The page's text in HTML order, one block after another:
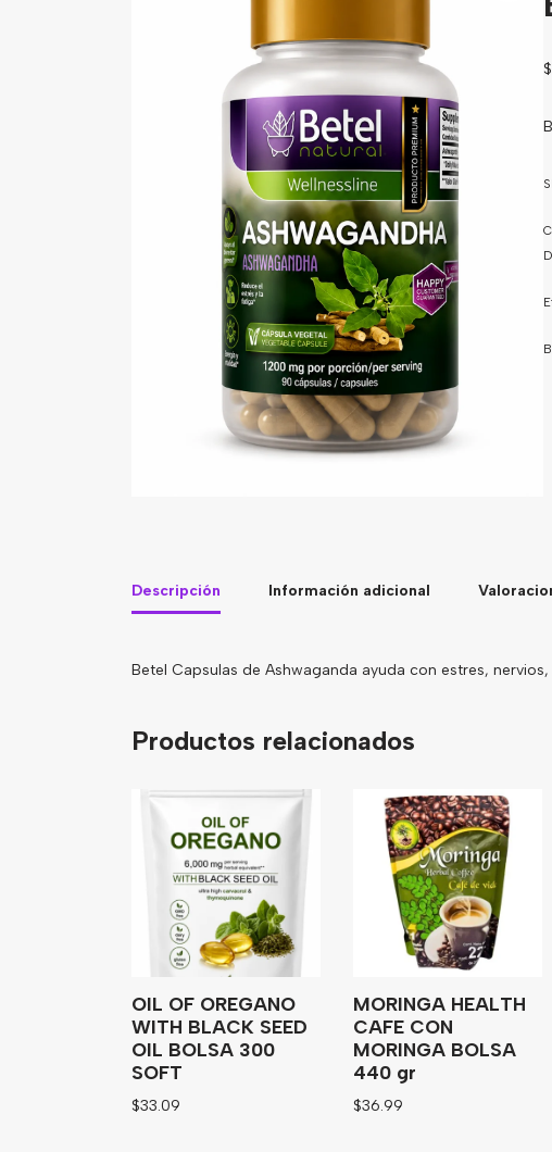
$
Descripción Información adicional
Betel Capsulas de Ashwaganda ayuda con estres,
Productos relacionados
OIL OF OREGANO
WITH BLACK SEED
OIL BOLSA 300
SOFT
$33.09
MORINGA HEALTH
CAFE CON
MORINGA BOLSA
440 gr
$36.99